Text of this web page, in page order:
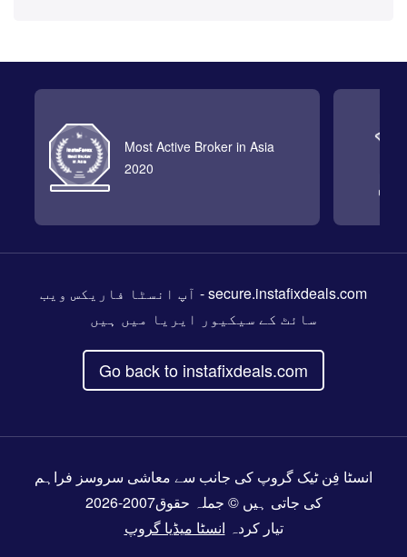
Most Active Broker in Asia
2020
secure.instafixdeals.com- آپ انسٹا فاریکس ویب
سائٹ کے سیکیور ایریا میں ہیں
Go back to instafixdeals.com
انسٹا فِن ٹیک گروپ کی جانب سے معاشی سروسز فراہم
کی جاتی ہیں © جملہ حقوق2007-2026
تیار کردہ انسٹا میڈیا گروپ